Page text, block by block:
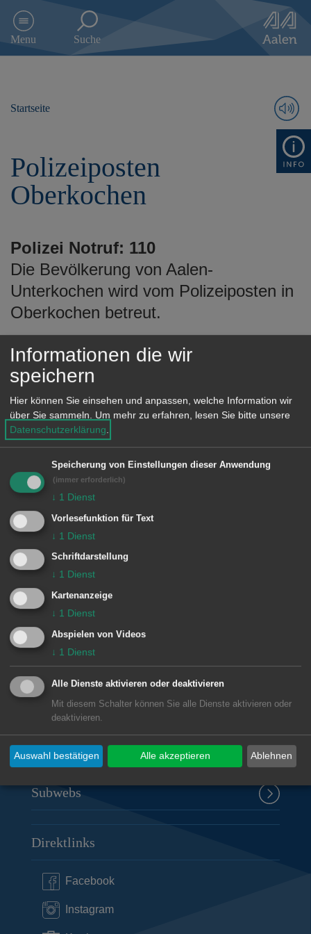
e
n
Menu Suche
Startseite
Polizeiposten
Oberkochen
Polizei Notruf: 110
Die Bevölkerung von Aalen-
Unterkochen wird vom Polizeiposten in
Oberkochen betreut.
Unsere Anschrift
Dreißentalstraße 38a
73447 Oberkochen
Telefon: 07364 95599-0
Unsere Anschrift
Marktplatz 30
73430Aalen
07361 52-0
presseamt@aalen.de
Öffnungszeiten Rathaus Aalen
Subwebs
Direktlinks
Facebook
Instagram
Informationen die wir
speichern
Hier können Sie einsehen und anpassen, welche Information wir
über Sie sammeln.
Um mehr zu erfahren, lesen Sie bitte unsere
Datenschutzerklärung
Speicherung von Einstellungen dieser Anwendung
(immer erforderlich)
↓ 1 Dienst
Vorlesefunktion für Text
↓ 1 Dienst
Schriftdarstellung
↓ 1 Dienst
Kartenanzeige
↓ 1 Dienst
Abspielen von Videos
↓ 1 Dienst
Alle Dienste aktivieren oder deaktivieren
Mit diesem Schalter können Sie alle Dienste aktivieren oder
deaktivieren.
Ablehnen
Auswahl bestätigen Alle akzeptieren